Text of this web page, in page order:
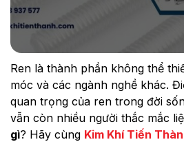
Ren là thành phần không thể
móc và các ngành nghề khác.
quan trọng của ren trong đời
vẫn còn nhiều người thắc mắc
gì? Hãy cùng Kim Khí Tiến